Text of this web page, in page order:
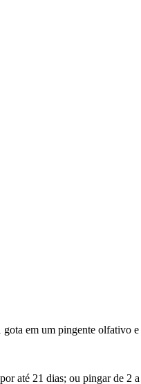
em um pingente olfativo
até 21 dias; ou pingar de 2